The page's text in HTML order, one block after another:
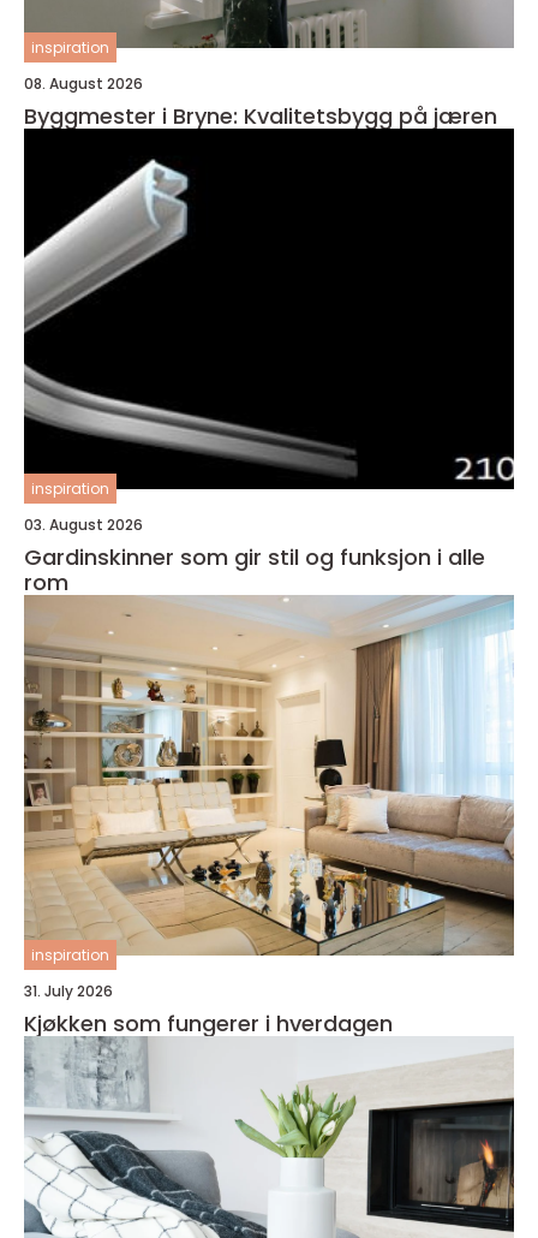
inspiration
08. August 2026
Byggmester i Bryne: Kvalitetsbygg på jæren
inspiration
03. August 2026
Gardinskinner som gir stil og funksjon i alle
rom
inspiration
31. July 2026
Kjøkken som fungerer i hverdagen